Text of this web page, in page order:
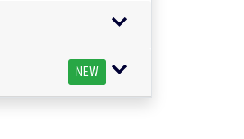
NEW